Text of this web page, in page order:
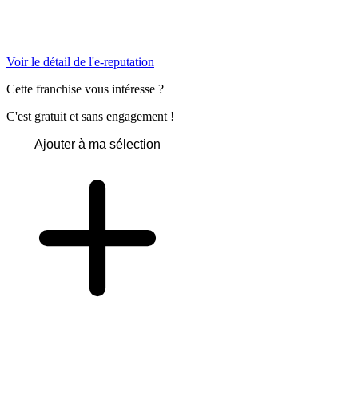
Voir le détail de l'e-reputation
Cette franchise vous intéresse ?
C'est gratuit et sans engagement !
Ajouter à ma sélection